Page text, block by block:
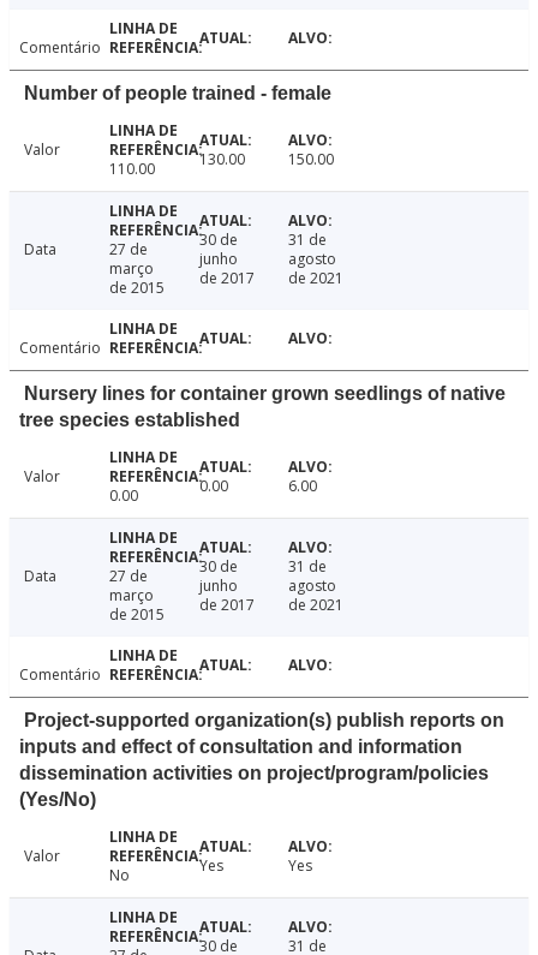
Comentário
Number of people trained - female
Valor
110.00
130.00 150.00
Data
27 de
março
de 2015
30 de
junho
de 2017
31 de
agosto
de 2021
Comentário
Nursery lines for container grown seedlings of native
tree species established
Valor
0.00
0.00 6.00
Data
27 de
março
de 2015
30 de
junho
de 2017
31 de
agosto
de 2021
Comentário
Project-supported organization(s) publish reports on
inputs and effect of consultation and information
dissemination activities on project/program/policies
(Yes/No)
Valor
No
Yes Yes
30 de 31 de